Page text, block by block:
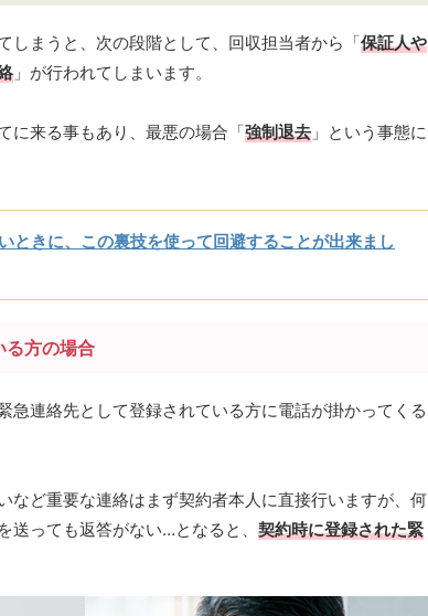
しまうと、次の段階として、回収担当者から「保証人や
」が行われてしまいます。
に来る事もあり、最悪の場合「強制退去 」という事態に
ときに、この裏技を使って回避することが出来まし
る方の場合
急連絡先として登録されている方に電話が掛かってくる
など重要な連絡はまず契約者本人に直接行いますが、何
送っても返答がない…となると、 契約時に登録された緊